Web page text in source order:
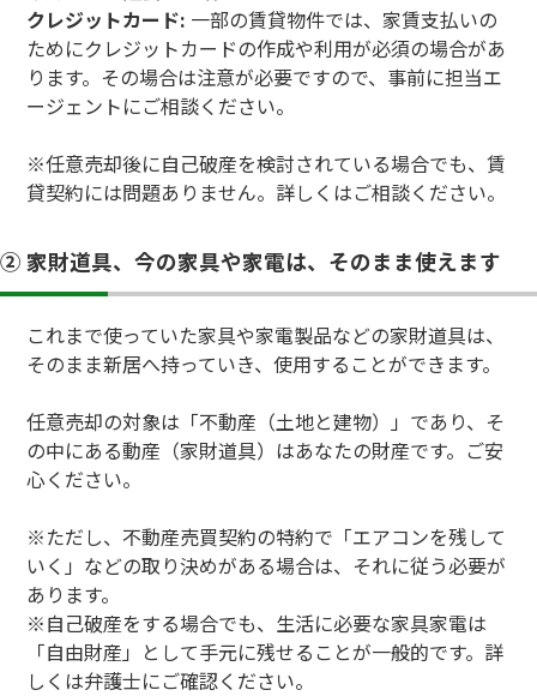
クレジットカード: 一部の賃貸物件では、家賃支払いの
ためにクレジットカードの作成や利用が必須の場合があ
ります。その場合は注意が必要ですので、事前に担当エ
ージェントにご相談ください。
※任意売却後に自己破産を検討されている場合でも、賃
貸契約には問題ありません。詳しくはご相談ください。
② 家財道具、今の家具や家電は、そのまま使えます
これまで使っていた家具や家電製品などの家財道具は、
そのまま新居へ持っていき、使用することができます。
任意売却の対象は「不動産（土地と建物）」であり、そ
の中にある動産（家財道具）はあなたの財産です。ご安
心ください。
※ただし、不動産売買契約の特約で「エアコンを残して
いく」などの取り決めがある場合は、それに従う必要が
あります。
※自己破産をする場合でも、生活に必要な家具家電は
「自由財産」として手元に残せることが一般的です。詳
しくは弁護士にご確認ください。